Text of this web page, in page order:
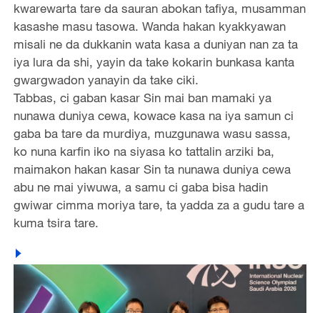
kwarewarta tare da sauran abokan tafiya, musamman
kasashe masu tasowa. Wanda hakan kyakkyawan
misali ne da dukkanin wata kasa a duniyan nan za ta
iya lura da shi, yayin da take kokarin bunkasa kanta
gwargwadon yanayin da take ciki.
Tabbas, ci gaban kasar Sin mai ban mamaki ya
nunawa duniya cewa, kowace kasa na iya samun ci
gaba ba tare da murdiya, muzgunawa wasu sassa,
ko nuna karfin iko na siyasa ko tattalin arziki ba,
maimakon hakan kasar Sin ta nunawa duniya cewa
abu ne mai yiwuwa, a samu ci gaba bisa hadin
gwiwar cimma moriya tare, ta yadda za a gudu tare a
kuma tsira tare.